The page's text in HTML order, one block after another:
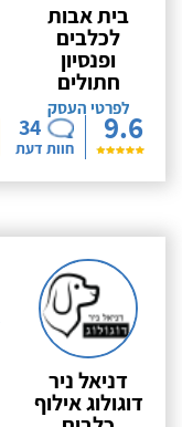
בית אבות
לכלבים
ופנסיון
חתולים
לפרטי העסק
9.6
34
חוות דעת
דניאל ניר
דוגולוג אילוף